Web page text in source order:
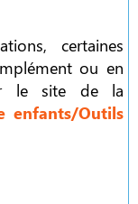
certaines
ou en
le site de la
enfants/Outils